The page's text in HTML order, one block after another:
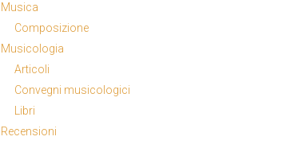
Musica
Composizione
Musicologia
Articoli
Convegni musicologici
Libri
Recensioni